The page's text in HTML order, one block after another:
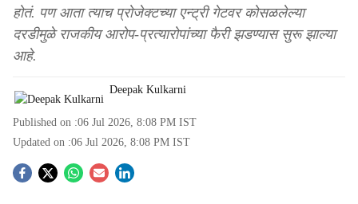
होतं. पण आता त्याच प्रोजेक्टच्या एन्ट्री गेटवर कोसळलेल्या
दरडीमुळे राजकीय आरोप-प्रत्यारोपांच्या फैरी झडण्यास सुरू झाल्या
आहे.
Deepak Kulkarni
Published on :06 Jul 2026, 8:08 PM IST
Updated on :06 Jul 2026, 8:08 PM IST
S